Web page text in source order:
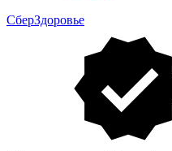
СберЗдоровье